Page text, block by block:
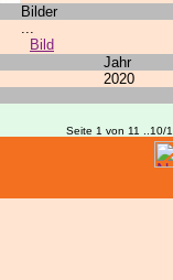
Bilder
...
Bild
Jahr
2020
Seite 1 von 11 ..10/